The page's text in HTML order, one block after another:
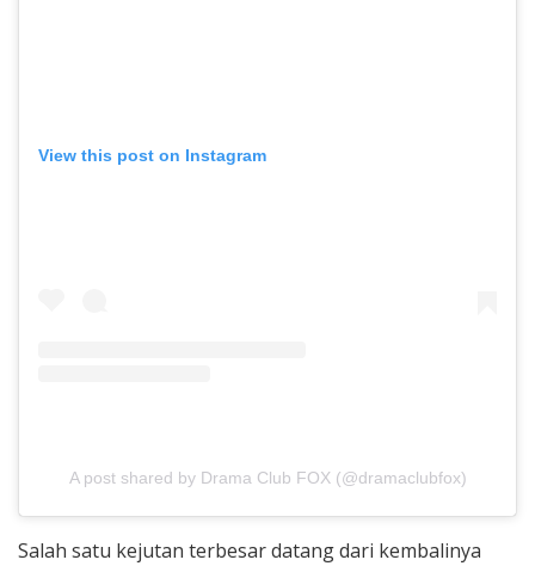
View this post on Instagram
A post shared by Drama Club FOX (@dramaclubfox)
Salah satu kejutan terbesar datang dari kembalinya